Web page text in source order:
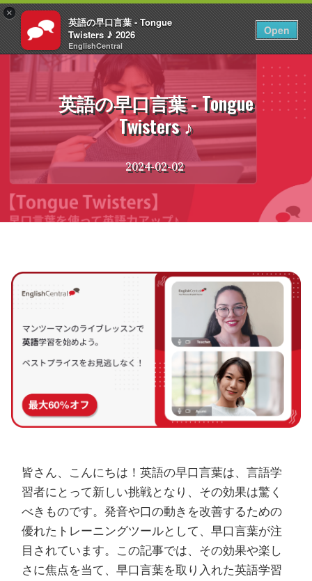
×
英語の早口言葉 ‐ Tongue
Twisters ♪ 2026
EnglishCentral
Open
ログイン JA
コ
英語の早口言葉 ‐ Tongue
Twisters ♪
2024-02-02
皆さん、こんにちは！英語の早口言葉は、言語学
習者にとって新しい挑戦となり、その効果は驚く
べきものです。発音や口の動きを改善するための
優れたトレーニングツールとして、早口言葉が注
目されています。この記事では、その効果や楽し
さに焦点を当て、早口言葉を取り入れた英語学習